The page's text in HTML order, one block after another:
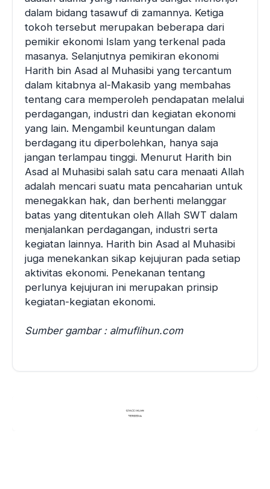
dalam bidang tasawuf di zamannya. Ketiga
tokoh tersebut merupakan beberapa dari
pemikir ekonomi Islam yang terkenal pada
masanya. Selanjutnya pemikiran ekonomi
Harith bin Asad al Muhasibi yang tercantum
dalam kitabnya al-Makasib yang membahas
tentang cara memperoleh pendapatan melalui
perdagangan, industri dan kegiatan ekonomi
yang lain. Mengambil keuntungan dalam
berdagang itu diperbolehkan, hanya saja
jangan terlampau tinggi. Menurut Harith bin
Asad al Muhasibi salah satu cara menaati Allah
adalah mencari suatu mata pencaharian untuk
menegakkan hak, dan berhenti melanggar
batas yang ditentukan oleh Allah SWT dalam
menjalankan perdagangan, industri serta
kegiatan lainnya. Harith bin Asad al Muhasibi
juga menekankan sikap kejujuran pada setiap
aktivitas ekonomi. Penekanan tentang
perlunya kejujuran ini merupakan prinsip
kegiatan-kegiatan ekonomi.
Sumber gambar : almuflihun.com